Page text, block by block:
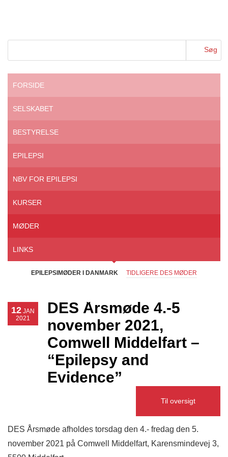
FORSIDE
SELSKABET
BESTYRELSE
EPILEPSI
NBV FOR EPILEPSI
KURSER
MØDER
LINKS
EPILEPSIMØDER I DANMARK TIDLIGERE DES MØDER
12 JAN
2021
DES Årsmøde 4.-5
november 2021,
Comwell Middelfart –
“Epilepsy and
Evidence”
Til oversigt
DES Årsmøde afholdes torsdag den 4.- fredag den 5.
november 2021 på Comwell Middelfart, Karensmindevej 3,